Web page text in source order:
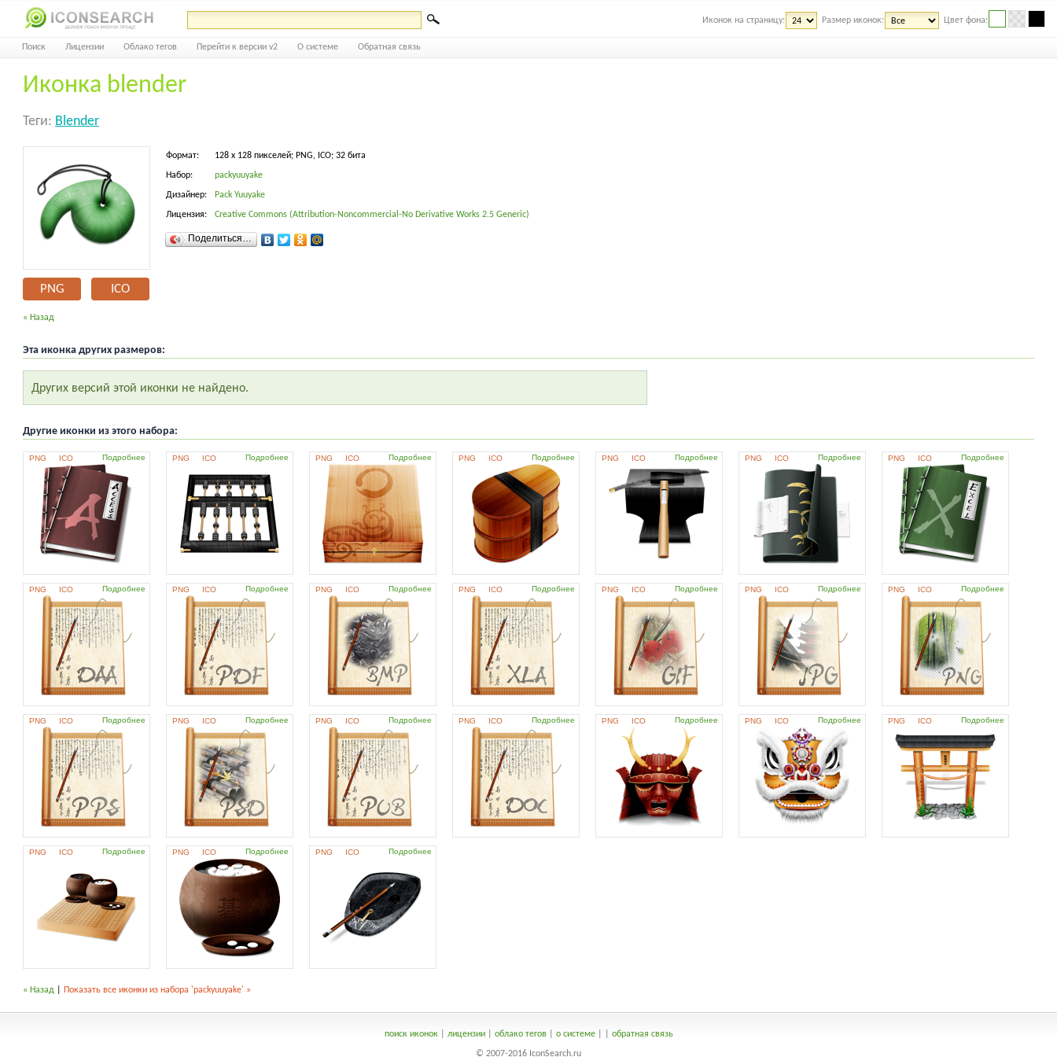
Иконок на страницу: Размер иконок: Цвет фона:
Поиск Лицензии Облако тегов Перейти к версии v2 О системе Обратная связь
Иконка blender
Теги: Blender
PNG ICO
Формат: 128 x 128 пикселей; PNG, ICO; 32 бита
Набор: packyuuyake
Дизайнер: Pack Yuuyake
Лицензия: Creative Commons (Attribution-Noncommercial-No Derivative Works 2.5 Generic)
Поделиться…
« Назад
Эта иконка других размеров:
Других версий этой иконки не найдено.
Другие иконки из этого набора:
PNG ICO Подробнее PNG ICO Подробнее PNG ICO Подробнее PNG ICO Подробнее PNG ICO Подробнее PNG ICO Подробнее PNG ICO Подробнее
PNG ICO Подробнее PNG ICO Подробнее PNG ICO Подробнее PNG ICO Подробнее PNG ICO Подробнее PNG ICO Подробнее PNG ICO Подробнее
PNG ICO Подробнее PNG ICO Подробнее PNG ICO Подробнее PNG ICO Подробнее PNG ICO Подробнее PNG ICO Подробнее PNG ICO Подробнее
PNG ICO Подробнее PNG ICO Подробнее PNG ICO Подробнее
« Назад Показать все иконки из набора 'packyuuyake' »
поиск иконок| лицензии| облако тегов| о системе| обратная связь
© 2007-2016 IconSearch.ru